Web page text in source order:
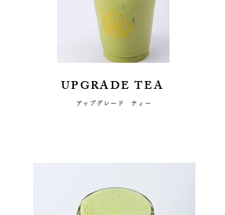
UPGRADE TEA
​アップグレード ティー